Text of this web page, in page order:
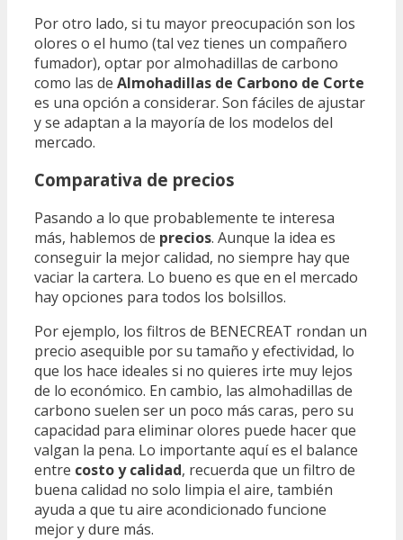
Por otro lado, si tu mayor preocupación son los
olores o el humo (tal vez tienes un compañero
fumador), optar por almohadillas de carbono
como las de Almohadillas de Carbono de Corte
es una opción a considerar. Son fáciles de ajustar
y se adaptan a la mayoría de los modelos del
mercado.
Comparativa de precios
Pasando a lo que probablemente te interesa
más, hablemos de precios. Aunque la idea es
conseguir la mejor calidad, no siempre hay que
vaciar la cartera. Lo bueno es que en el mercado
hay opciones para todos los bolsillos.
Por ejemplo, los filtros de BENECREAT rondan un
precio asequible por su tamaño y efectividad, lo
que los hace ideales si no quieres irte muy lejos
de lo económico. En cambio, las almohadillas de
carbono suelen ser un poco más caras, pero su
capacidad para eliminar olores puede hacer que
valgan la pena. Lo importante aquí es el balance
entre costo y calidad, recuerda que un filtro de
buena calidad no solo limpia el aire, también
ayuda a que tu aire acondicionado funcione
mejor y dure más.